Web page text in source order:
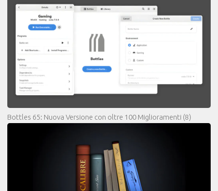
Bottles 65: Nuova Versione con oltre 100 Miglioramenti (8)